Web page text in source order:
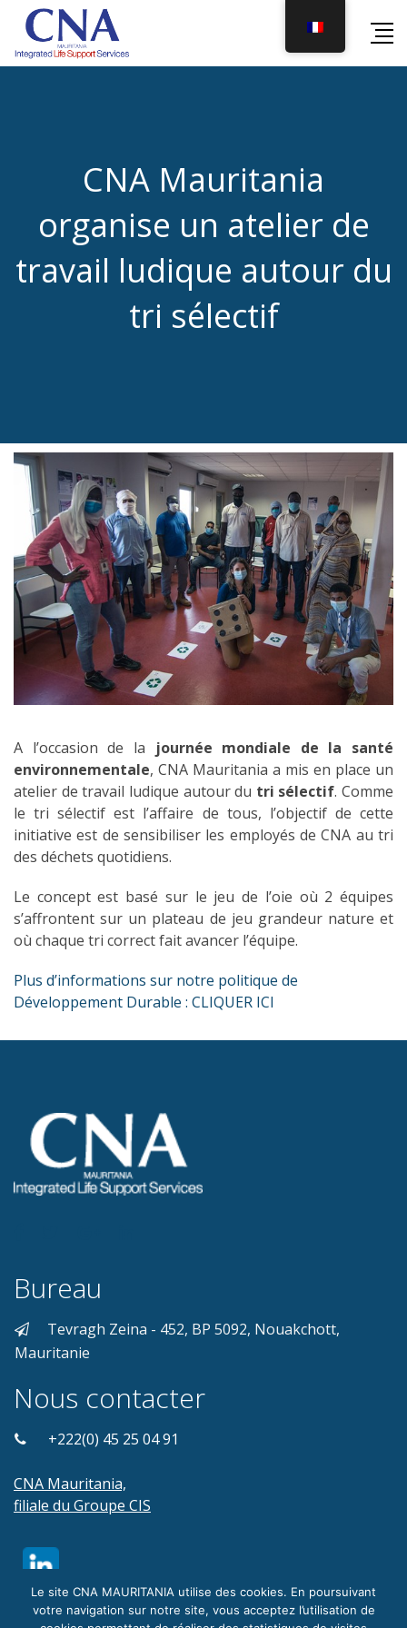
content
CNA Mauritania
organise un atelier de
travail ludique autour du
tri sélectif
A l’occasion de la
journée mondiale de la santé
environnementale, CNA Mauritania a mis en place un
atelier de travail ludique autour du tri sélectif. Comme
le tri sélectif est l’affaire de tous, l’objectif de cette
initiative est de sensibiliser les employés de CNA au tri
des déchets quotidiens.
Le concept est basé sur le jeu de l’oie où 2 équipes
s’affrontent sur un plateau de jeu grandeur nature et
où chaque tri correct fait avancer l’équipe.
Plus d’informations sur notre politique de
Développement Durable : CLIQUER ICI
Bureau
Tevragh Zeina - 452, BP 5092, Nouakchott,
Mauritanie
Nous contacter
+222(0) 45 25 04 91
CNA Mauritania,
filiale du Groupe CIS
Le site CNA MAURITANIA utilise des cookies. En poursuivant
votre navigation sur notre site, vous acceptez l’utilisation de